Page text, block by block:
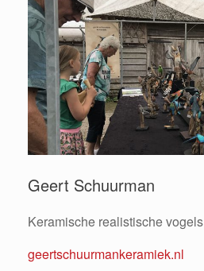
Geert Schuurman
Keramische realistische vogels
geertschuurmankeramiek.nl